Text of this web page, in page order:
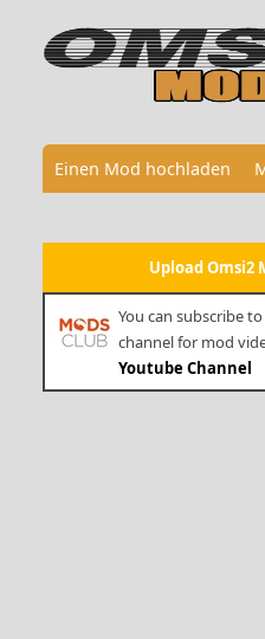
Einen Mod hochladen
Upload Omsi2
You can subscribe
channel for mod
Youtube Channel